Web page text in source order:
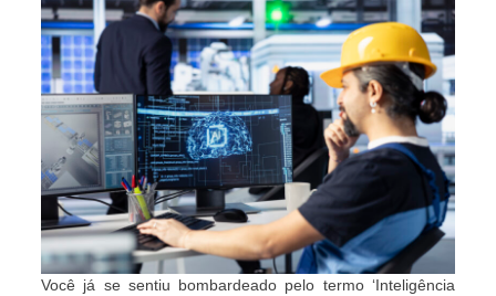
Você já se sentiu bombardeado pelo termo ‘Inteligência